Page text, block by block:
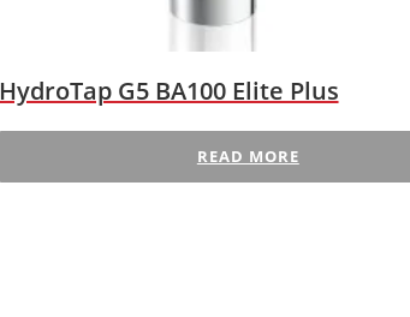
HydroTap G5 BA100 Elite Plus
READ MORE